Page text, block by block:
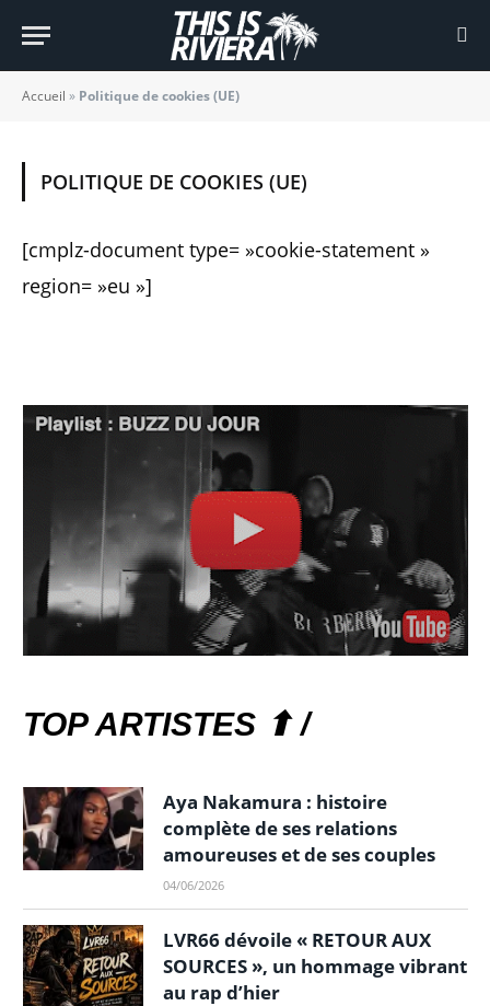
Accueil » Politique de cookies (UE)
POLITIQUE DE COOKIES (UE)
[cmplz-document type= »cookie-statement »
region= »eu »]
TOP ARTISTES ⬆ /
Aya Nakamura : histoire
complète de ses relations
amoureuses et de ses couples
04/06/2026
LVR66 dévoile « RETOUR AUX
SOURCES », un hommage vibrant
au rap d’hier